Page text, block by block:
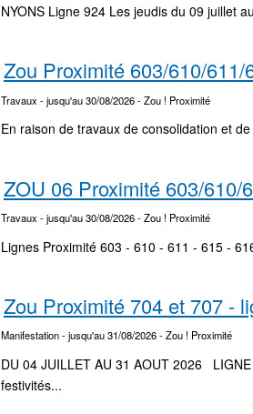
NYONS Ligne 924 Les jeudis du 09 juillet
Zou Proximité 603/610/
Travaux - jusqu'au 30/08/2026- Zou ! Proximité
En raison de travaux de consolidation et
ZOU 06 Proximité 603/610/
Travaux - jusqu'au 30/08/2026- Zou ! Proximité
Lignes Proximité 603 - 610 - 611 - 615 -
Zou Proximité 704 et 707 -
Manifestation- jusqu'au 31/08/2026- Zou ! Proximité
DU 04 JUILLET AU 31 AOUT 2026
festivités...